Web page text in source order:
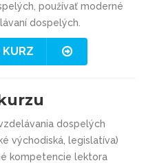
používať moderné
dospelých.
KURZ
dospelých
východiská, legislatíva)
kompetencie lektora